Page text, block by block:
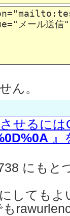
メール送
ん。
せるには
』
にもと
してもよ